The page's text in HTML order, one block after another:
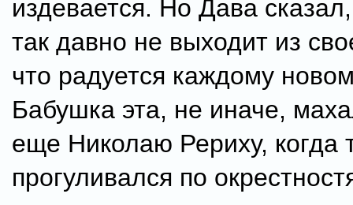
издевается. Но Дава
так давно не выходит из
что радуется каждому
Бабушка эта, не иначе,
еще Николаю Рериху, когда
прогуливался по